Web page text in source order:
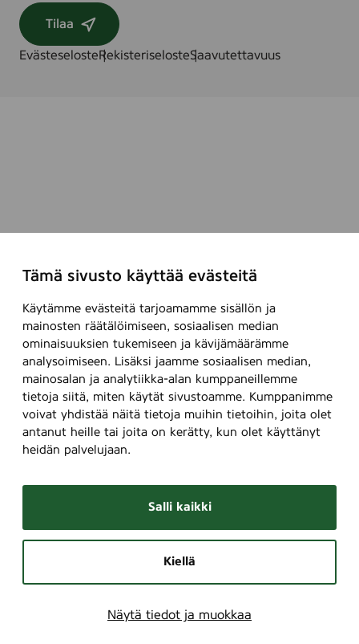
Tämä sivusto käyttää evästeitä
Käytämme evästeitä tarjoamamme sisällön ja
mainosten räätälöimiseen, sosiaalisen median
ominaisuuksien tukemiseen ja kävijämäärämme
analysoimiseen. Lisäksi jaamme sosiaalisen median,
mainosalan ja analytiikka-alan kumppaneillemme
tietoja siitä, miten käytät sivustoamme. Kumppanimme
voivat yhdistää näitä tietoja muihin tietoihin, joita olet
antanut heille tai joita on kerätty, kun olet käyttänyt
heidän palvelujaan.
Salli kaikki
Kiellä
Näytä tiedot ja muokkaa
Tilaa
EvästeselosteRekisteriselosteSaavutettavuus